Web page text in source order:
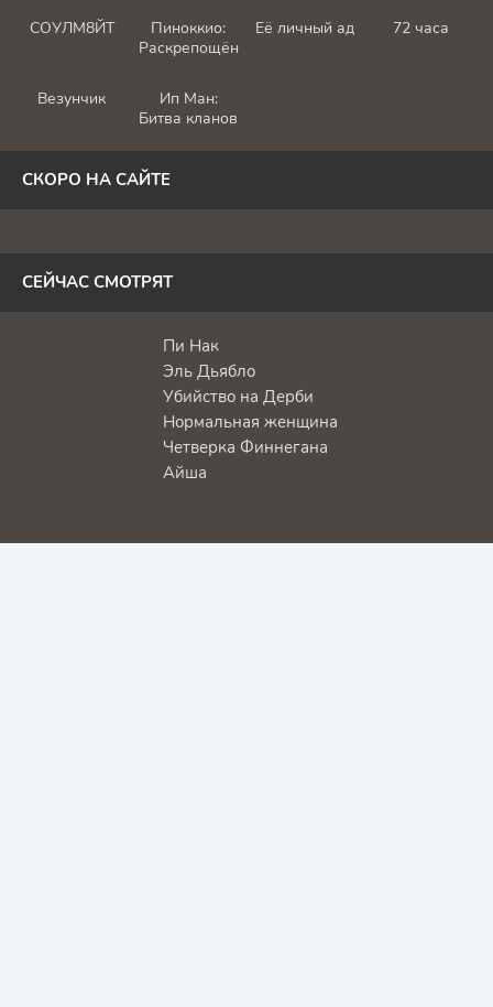
СОУЛМ8ЙТ
Пиноккио:
Раскрепощённый
Её личный ад 72 часа
Везунчик
Ип Ман:
Битва кланов
СКОРО НА САЙТЕ
СЕЙЧАС СМОТРЯТ
Пи Нак
Эль Дьябло
Убийство на Дерби
Нормальная женщина
Четверка Финнегана
Айша